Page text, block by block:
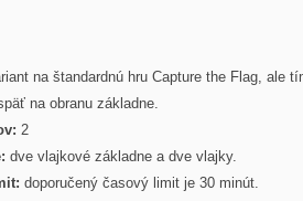
na štandardnú hru Capture the Flag, ale
na obranu základne.
2
dve vlajkové základne a dve vlajky.
doporučený časový limit je 30 minút.